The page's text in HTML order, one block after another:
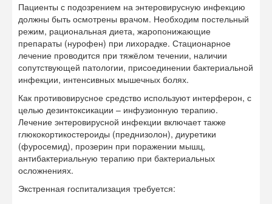
Пациенты с подозрением на энтеровирусную инфекцию
должны быть осмотрены врачом. Необходим постельный
режим, рациональная диета, жаропонижающие
препараты (нурофен) при лихорадке. Стационарное
лечение проводится при тяжёлом течении, наличии
сопутствующей патологии, присоединении бактериальной
инфекции, интенсивных мышечных болях.
Как противовирусное средство используют интерферон, с
целью дезинтоксикации – инфузионную терапию.
Лечение энтеровирусной инфекции включает также
глюкокортикостероиды (преднизолон), диуретики
(фуросемид), прозерин при поражении мышц,
антибактериальную терапию при бактериальных
осложнениях.
Экстренная госпитализация требуется: